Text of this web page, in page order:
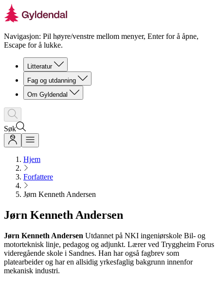
Navigasjon: Pil høyre/venstre mellom menyer, Enter for å åpne,
Escape for å lukke.
Litteratur
Fag og utdanning
Om Gyldendal
Søk
Hjem
Forfattere
Jørn Kenneth Andersen
Jørn Kenneth Andersen
Jørn Kenneth Andersen Utdannet på NKI ingeniørskole Bil- og
motorteknisk linje, pedagog og adjunkt. Lærer ved Tryggheim Forus
videregående skole i Sandnes. Han har også fagbrev som
platearbeider og har en allsidig yrkesfaglig bakgrunn innenfor
mekanisk industri.